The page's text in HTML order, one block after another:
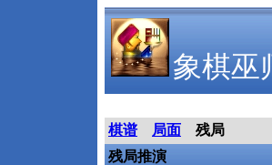
象棋巫
棋谱 局面
残局
残局推演